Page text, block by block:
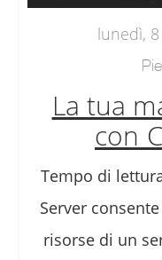
lunedì,
La tua
con
Tempo di
Server
risorse di un